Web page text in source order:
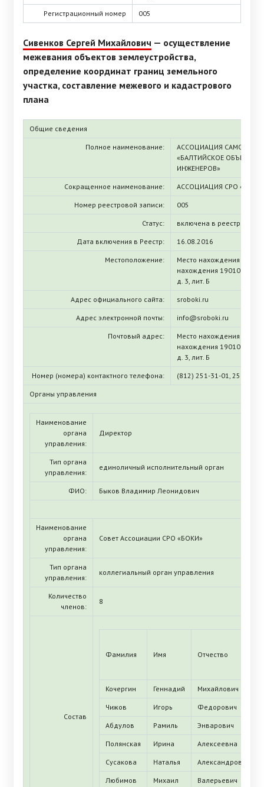
Регистрационный номер 005
Сивенков Сергей Михайлович — осуществление
межевания объектов землеустройства,
определение координат границ земельного
участка, составление межевого и кадастрового
плана
Общие сведения
Полное наименование:
АССОЦИАЦИЯ
«БАЛТИЙСКОЕ
ИНЖЕНЕРОВ»
Сокращенное наименование: АССОЦИАЦИЯ СРО
Номер реестровой записи: 005
Статус: включена в реестр
Дата включения в Реестр: 16.08.2016
Местоположение:
Место нахождения
нахождения 190103, г.
д. 3, лит. Б
Адрес официального сайта: sroboki.ru
Адрес электронной почты: info@sroboki.ru
Почтовый адрес:
Место нахождения
нахождения 190103, г.
д. 3, лит. Б
Номер (номера) контактного телефона: (812) 251-31-01, 251-10-
Органы управления
Наименование
органа
управления:
Директор
Тип органа
управления:
единоличный исполнительный орган
ФИО: Быков Владимир Леонидович
Наименование
органа
управления:
Совет Ассоциации СРО «БОКИ»
Тип органа
управления:
коллегиальный орган управления
Количество
членов:
8
Состав
Фамилия Имя Отчество
Кочергин Геннадий Михайлович
Чижов Игорь Федорович
Абдулов Рамиль Энварович
Полянская Ирина Алексеевна
Сусакова Наталья Александровна
Любимов Михаил Валерьевич